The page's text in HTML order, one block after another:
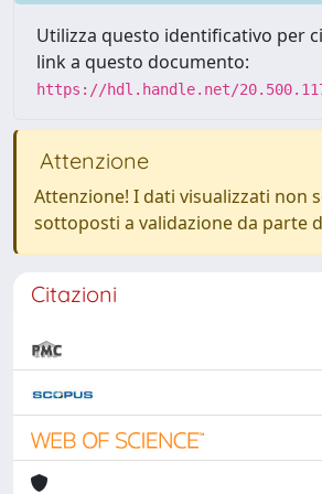
Utilizza questo identificativo per
link a questo documento:
https://hdl.handle.net/
Attenzione
Attenzione! I dati visualizzati non
sottoposti a validazione da parte
Citazioni